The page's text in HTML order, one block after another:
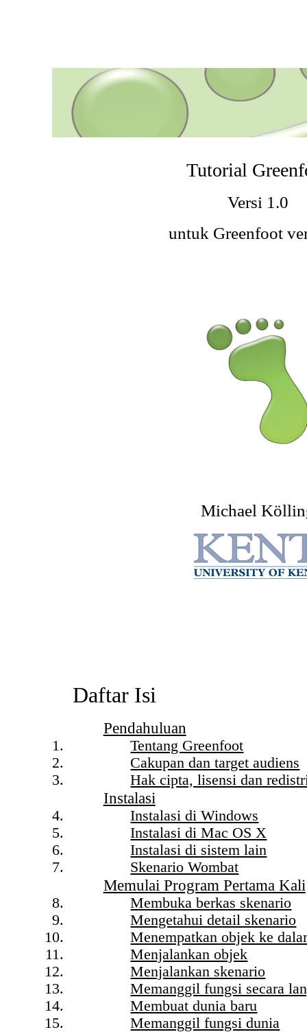
Tutorial
Versi 1.0
untuk Greenfoot
Michael
Daftar Isi
Pendahuluan
Tentang Greenfoot
Cakupan dan target audiens
Hak cipta, lisensi dan
Instalasi
Instalasi di Windows
Instalasi di Mac OS X
Instalasi di sistem lain
Skenario Wombat
Memulai Program Pertama Kali
Membuka berkas skenario
Mengetahui detail skenario
Menempatkan objek ke
Menjalankan objek
Menjalankan skenario
Memanggil fungsi secara
Membuat dunia baru
Memanggil fungsi dunia